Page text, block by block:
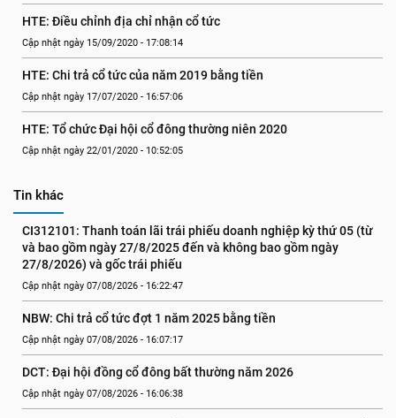
HTE: Điều chỉnh địa chỉ nhận cổ tức
Cập nhật ngày 15/09/2020 - 17:08:14
HTE: Chi trả cổ tức của năm 2019 bằng tiền
Cập nhật ngày 17/07/2020 - 16:57:06
HTE: Tổ chức Đại hội cổ đông thường niên 2020
Cập nhật ngày 22/01/2020 - 10:52:05
Tin khác
CI312101: Thanh toán lãi trái phiếu doanh nghiệp kỳ thứ 05 (từ
và bao gồm ngày 27/8/2025 đến và không bao gồm ngày
27/8/2026) và gốc trái phiếu
Cập nhật ngày 07/08/2026 - 16:22:47
NBW: Chi trả cổ tức đợt 1 năm 2025 bằng tiền
Cập nhật ngày 07/08/2026 - 16:07:17
DCT: Đại hội đồng cổ đông bất thường năm 2026
Cập nhật ngày 07/08/2026 - 16:06:38